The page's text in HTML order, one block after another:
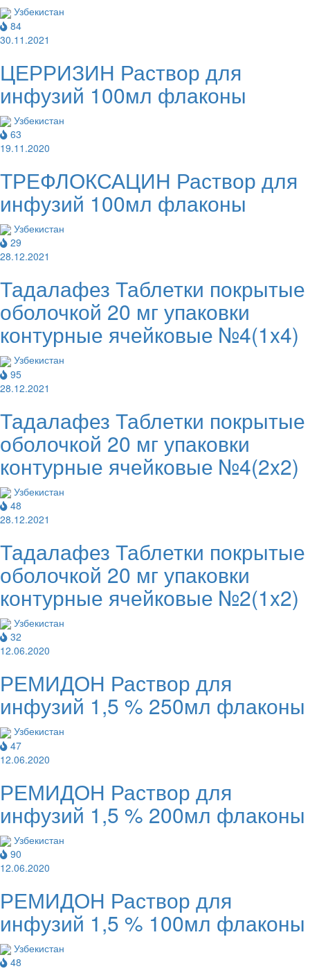
Узбекистан
84
30.11.2021
ЦЕРРИЗИН Раствор для
инфузий 100мл флаконы
Узбекистан
63
19.11.2020
ТРЕФЛОКСАЦИН Раствор для
инфузий 100мл флаконы
Узбекистан
29
28.12.2021
Тадалафез Таблетки покрытые
оболочкой 20 мг упаковки
контурные ячейковые №4(1x4)
Узбекистан
95
28.12.2021
Тадалафез Таблетки покрытые
оболочкой 20 мг упаковки
контурные ячейковые №4(2x2)
Узбекистан
48
28.12.2021
Тадалафез Таблетки покрытые
оболочкой 20 мг упаковки
контурные ячейковые №2(1x2)
Узбекистан
32
12.06.2020
РЕМИДОН Раствор для
инфузий 1,5 % 250мл флаконы
Узбекистан
47
12.06.2020
РЕМИДОН Раствор для
инфузий 1,5 % 200мл флаконы
Узбекистан
90
12.06.2020
РЕМИДОН Раствор для
инфузий 1,5 % 100мл флаконы
Узбекистан
48